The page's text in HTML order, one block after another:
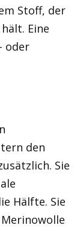
Stoff, der
Eine
oder
den
Sie
Hälfte. Sie